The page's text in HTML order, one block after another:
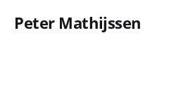
Peter Mathijssen